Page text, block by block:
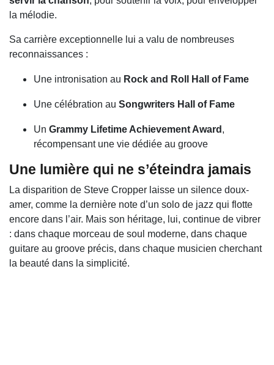
la mélodie.
Sa carrière exceptionnelle lui a valu de nombreuses
reconnaissances :
Une intronisation au Rock and Roll Hall of Fame
Une célébration au Songwriters Hall of Fame
Un Grammy Lifetime Achievement Award ,
récompensant une vie dédiée au groove
Une lumière qui ne s’éteindra jamais
La disparition de Steve Cropper laisse un silence doux-
amer, comme la dernière note d’un solo de jazz qui flotte
encore dans l’air. Mais son héritage, lui, continue de vibrer
: dans chaque morceau de soul moderne, dans chaque
guitare au groove précis, dans chaque musicien cherchant
la beauté dans la simplicité.